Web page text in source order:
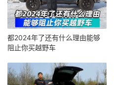
都2024年了还有什么理由能够
阻止你买越野车